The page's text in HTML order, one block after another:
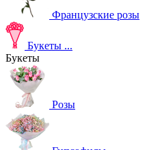
Французские розы
Букеты ...
Букеты
Розы